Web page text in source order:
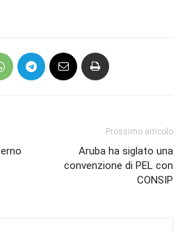
Prossimo articolo
Aruba ha siglato una
convenzione di PEL con
CONSIP